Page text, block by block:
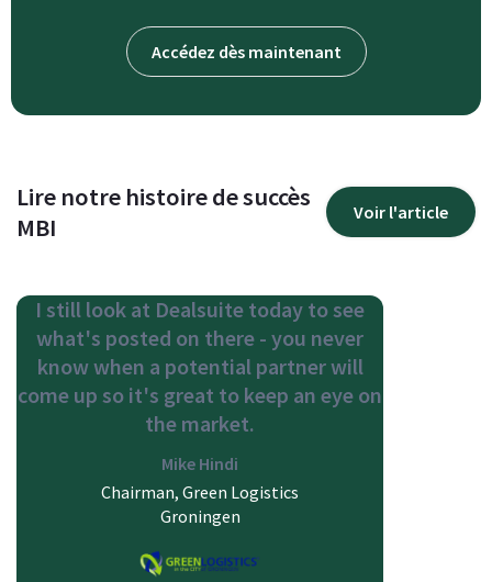
Accédez dès maintenant
Lire notre histoire de succès
MBI
Voir l'article
I still look at Dealsuite today to see
what's posted on there - you never
know when a potential partner will
come up so it's great to keep an eye on
the market.
Mike Hindi
Chairman, Green Logistics
Groningen